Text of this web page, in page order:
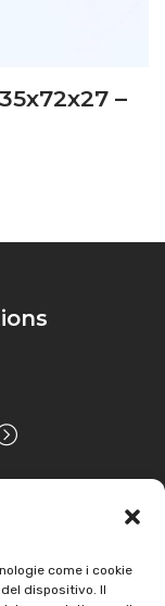
come i cookie
dispositivo. Il
–